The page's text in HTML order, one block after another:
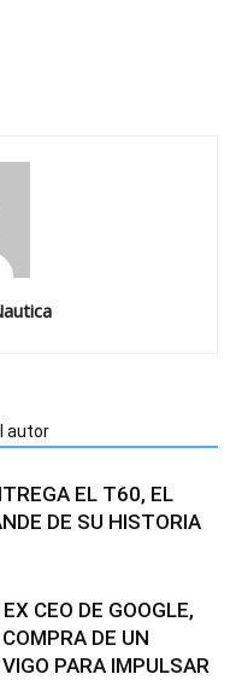
autor
EL T60, EL
DE SU HISTORIA
CEO DE GOOGLE,
DE UN
PARA IMPULSAR